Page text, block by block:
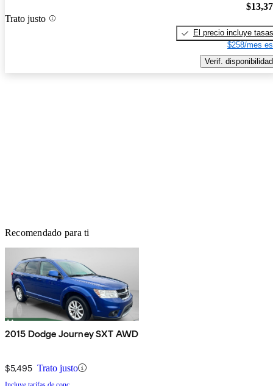
Trato justo
El precio incluye tasas
$258/mes
Verif. disponibilidad
Recomendado para ti
2015 Dodge Journey SXT AWD
$5,495 Trato justo